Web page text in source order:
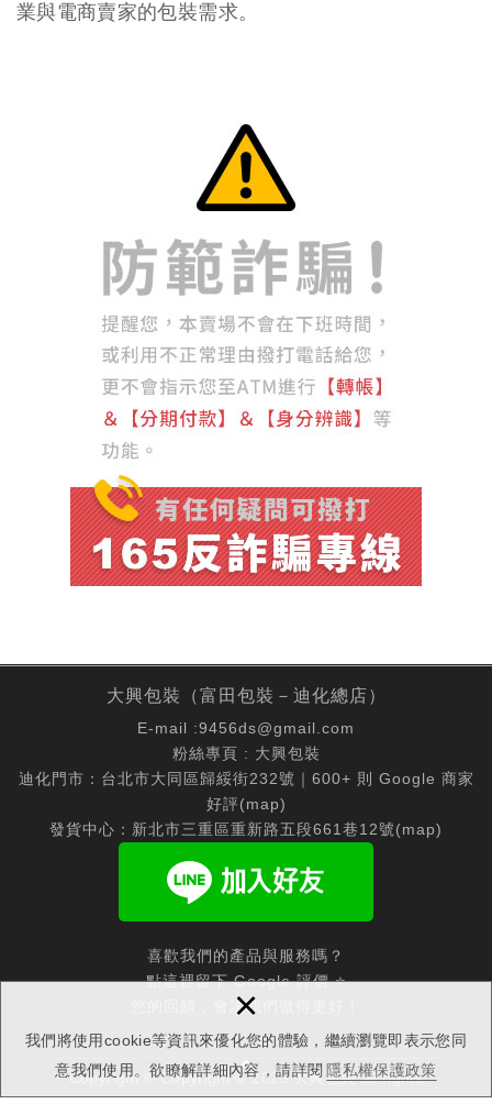
我們將使用cookie等資訊來優化您的體驗，繼續瀏覽即表示您同
意我們使用。欲瞭解詳細內容，請詳閱 隱私權保護政策
×
業與電商賣家的包裝需求。
大興包裝（富田包裝－迪化總店）
E-mail :9456ds@gmail.com
粉絲專頁 : 大興包裝
迪化門市：台北市大同區歸綏街232號｜600+ 則 Google 商家
好評(map)
發貨中心：新北市三重區重新路五段661巷12號(map)
喜歡我們的產品與服務嗎？
點這裡留下 Google 評價 ⭐
您的回饋，會讓我們做得更好！
Copyright © Copyright © 2025 大興包裝 all rights